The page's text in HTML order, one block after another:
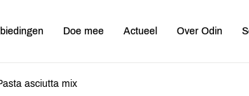
Doe mee Actueel Over Odin
asciutta mix